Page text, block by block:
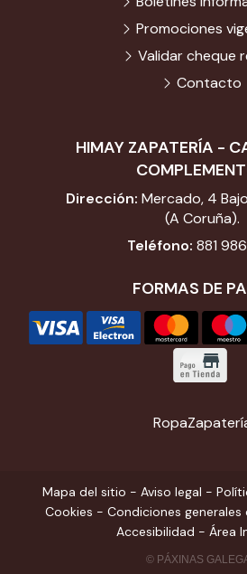
HIMAY ZAPATERÍA -
Dirección: Mercado, 4
(A Coruña).
Teléfono: 881
FORMAS DE
Promociones
Validar cheque
Contacto
Ropa
Mapa del sitio - Aviso legal -
Cookies - Condiciones
Accesibilidad - Área
© PÁXINAS